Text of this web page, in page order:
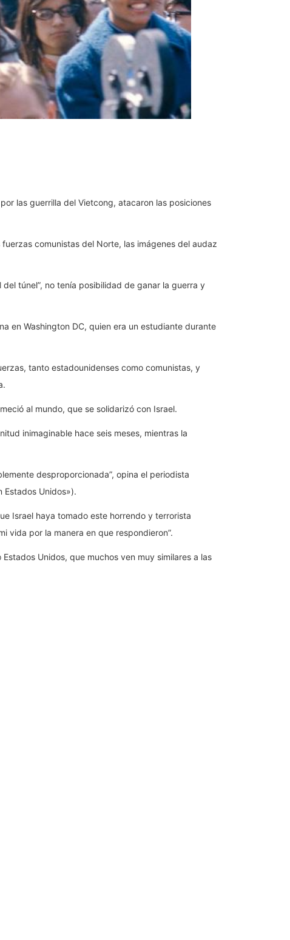
las guerrilla del Vietcong, atacaron las posiciones
comunistas del Norte, las imágenes del audaz
túnel”, no tenía posibilidad de ganar la guerra y
en Washington DC, quien era un estudiante durante
tanto estadounidenses como comunistas, y
al mundo, que se solidarizó con Israel.
inimaginable hace seis meses, mientras la
desproporcionada”, opina el periodista
Estados Unidos»).
Israel haya tomado este horrendo y terrorista
vida por la manera en que respondieron”.
Unidos, que muchos ven muy similares a las